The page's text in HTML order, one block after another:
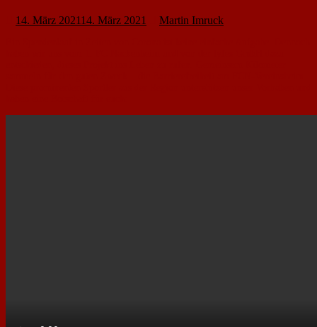
14. März 202114. März 2021 Martin Imruck